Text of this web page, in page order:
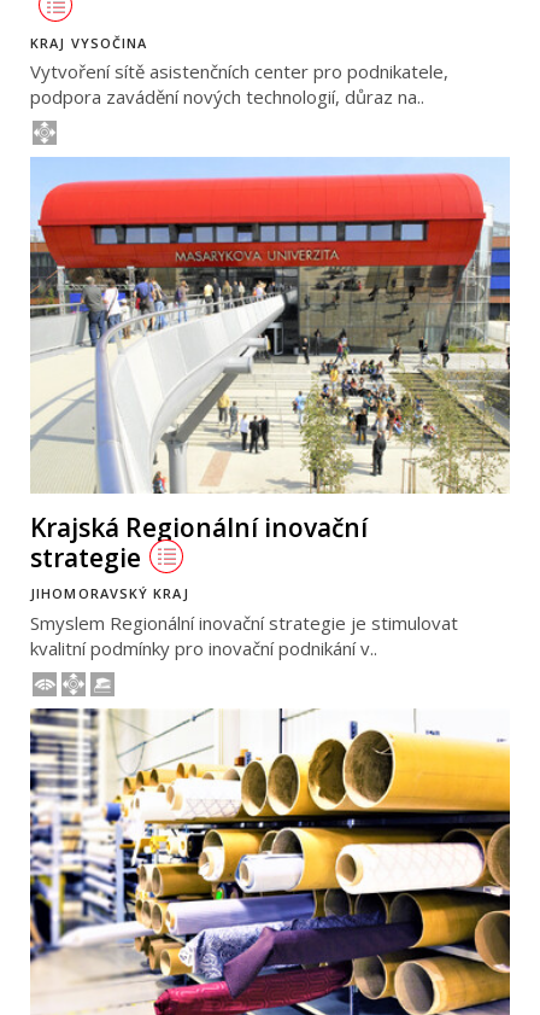
KRAJ VYSOČINA
Vytvoření sítě asistenčních center pro podnikatele,
podpora zavádění nových technologií, důraz na..
Krajská Regionální inovační
strategie
JIHOMORAVSKÝ KRAJ
Smyslem Regionální inovační strategie je stimulovat
kvalitní podmínky pro inovační podnikání v..